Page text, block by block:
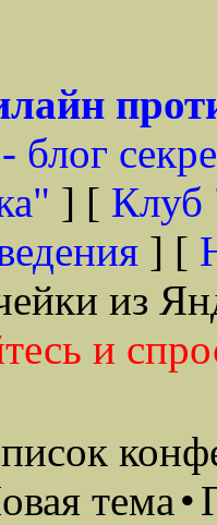
блог
] [ Клуб
] [
из
и
тема•